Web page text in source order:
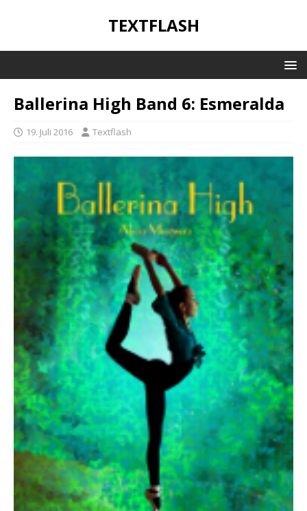
TEXTFLASH
Ballerina High Band 6: Esmeralda
19. Juli 2016 Textflash